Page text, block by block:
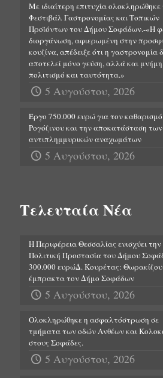
Με ιδιαίτερη επιτυχία ολοκληρώθηκε
Φεστιβάλ Γαστρονομίας και Τοπικών
Προϊόντων του Δήμου Σοφάδων.-«Η
διοργάνωση, αφιερωμένη στην
κουζίνα, απέδειξε ότι η γαστρονομία
αποτελεί μόνο γεύση, αλλά και
πολιτισμό και ταυτότητα.»
5 Αυγούστου, 2026
Έργο 750.000 ευρώ για τον
Ρογόζινου και την αποκατάσταση των
αντιπλημμυρικών αναχωμάτων
5 Αυγούστου, 2026
Τελευταία Νέα
Η Περιφέρεια Θεσσαλίας ενισχύει την
Πολιτική Προστασία του Δήμου
300.000 ευρώΔ. Κουρέτας:
έμπρακτα τον Δήμο Σοφάδων
5 Αυγούστου, 2026
Ολοκληρώθηκε η ασφαλτόστρωση σε
τμήματα των οδών Ανθέων και
στους Σοφάδες.
5 Αυγούστου, 2026